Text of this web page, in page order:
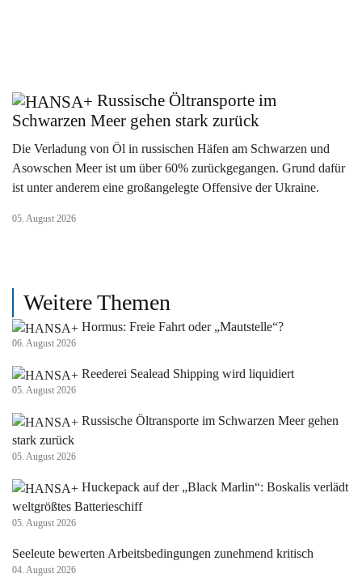
Russische Öltransporte im
Schwarzen Meer gehen stark zurück
Die Verladung von Öl in russischen Häfen am Schwarzen und
Asowschen Meer ist um über 60% zurückgegangen. Grund dafür
ist unter anderem eine großangelegte Offensive der Ukraine.
05. August 2026
Weitere Themen
Hormus: Freie Fahrt oder „Mautstelle“?
06. August 2026
Reederei Sealead Shipping wird liquidiert
05. August 2026
Russische Öltransporte im Schwarzen Meer gehen
stark zurück
05. August 2026
Huckepack auf der „Black Marlin“: Boskalis verlädt
weltgrößtes Batterieschiff
05. August 2026
Seeleute bewerten Arbeitsbedingungen zunehmend kritisch
04. August 2026